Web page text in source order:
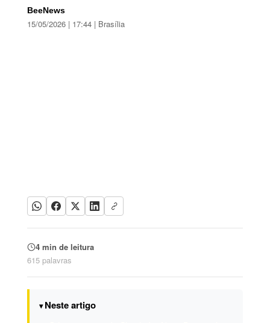
BeeNews
15/05/2026 | 17:44 | Brasília
4 min de leitura
615 palavras
Neste artigo